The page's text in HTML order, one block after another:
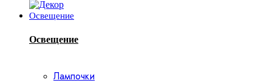
Освещение
Освещение
Лампочки